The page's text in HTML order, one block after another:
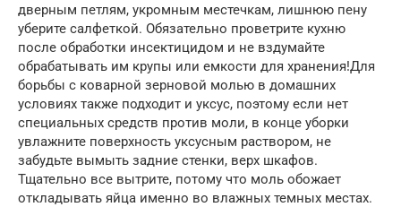
дверным петлям, укромным местечкам, лишнюю пену
уберите салфеткой. Обязательно проветрите кухню
после обработки инсектицидом и не вздумайте
обрабатывать им крупы или емкости для хранения!Для
борьбы с коварной зерновой молью в домашних
условиях также подходит и уксус, поэтому если нет
специальных средств против моли, в конце уборки
увлажните поверхность уксусным раствором, не
забудьте вымыть задние стенки, верх шкафов.
Тщательно все вытрите, потому что моль обожает
откладывать яйца именно во влажных темных местах.